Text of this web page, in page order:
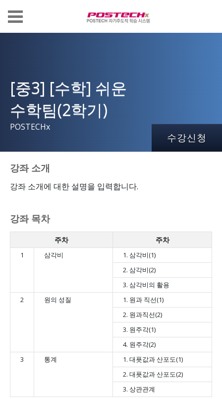
[중3] [수학] 쉬운
수학팀(2학기)
POSTECHx
수강신청
강좌 소개
강좌 소개에 대한 설명을 입력합니다.
강좌 목차
주차 주차
1 삼각비
1. 삼각비(1)
2. 삼각비(2)
3. 삼각비의 활용
2
원의 성질
1. 원과 직선(1)
2. 원과직선(2)
3. 원주각(1)
4. 원주각(2)
3
통계
1. 대푯값과 산포도(1)
2. 대푯값과 산포도(2)
3. 상관관계